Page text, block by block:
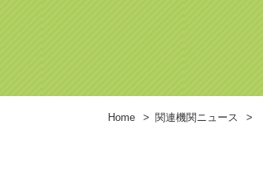
Home > 関連機関ニュース >